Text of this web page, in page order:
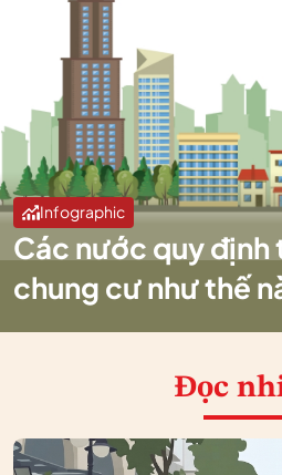
Infographic
Các nước quy định
chung cư như thế
Đọc